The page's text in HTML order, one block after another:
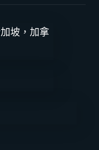
坡，加拿